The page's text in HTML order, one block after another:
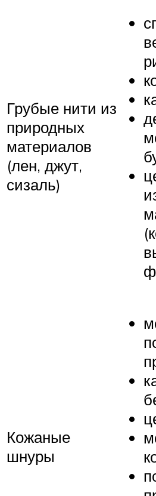
Грубые нити из
природных
материалов
(лен, джут,
сизаль)
Кожаные
шнуры